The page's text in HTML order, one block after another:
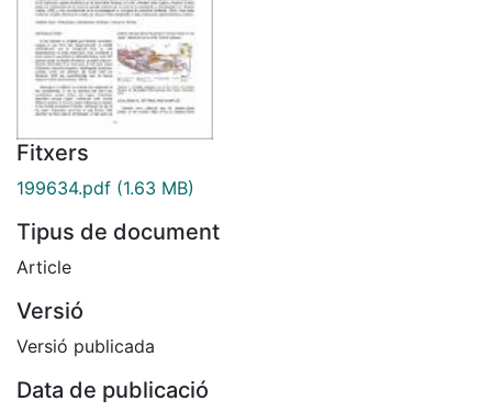
Fitxers
199634.pdf (1.63 MB)
Tipus de document
Article
Versió
Versió publicada
Data de publicació